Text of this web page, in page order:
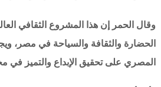
وقال الحمر إن هذا المشروع الثقافي
الحضارة والثقافة والسياحة في مصر،
المصري على تحقيق الإبداع والتميز في